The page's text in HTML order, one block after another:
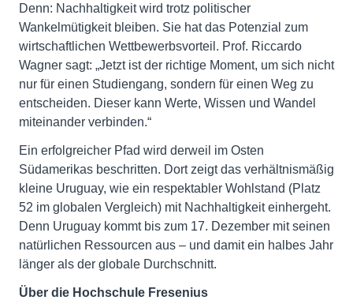
Denn: Nachhaltigkeit wird trotz politischer
Wankelmütigkeit bleiben. Sie hat das Potenzial zum
wirtschaftlichen Wettbewerbsvorteil. Prof. Riccardo
Wagner sagt: „Jetzt ist der richtige Moment, um sich nicht
nur für einen Studiengang, sondern für einen Weg zu
entscheiden. Dieser kann Werte, Wissen und Wandel
miteinander verbinden.“
Ein erfolgreicher Pfad wird derweil im Osten
Südamerikas beschritten. Dort zeigt das verhältnismäßig
kleine Uruguay, wie ein respektabler Wohlstand (Platz
52 im globalen Vergleich) mit Nachhaltigkeit einhergeht.
Denn Uruguay kommt bis zum 17. Dezember mit seinen
natürlichen Ressourcen aus – und damit ein halbes Jahr
länger als der globale Durchschnitt.
Über die Hochschule Fresenius